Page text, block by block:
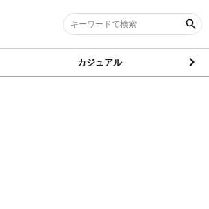
カジュアル